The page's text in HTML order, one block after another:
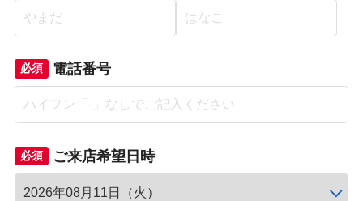
必須 電話番号
必須 ご来店希望日時